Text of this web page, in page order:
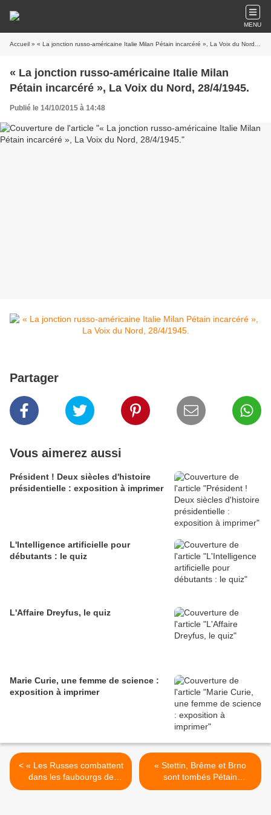
MENU
Accueil » « La jonction russo-américaine Italie Milan Pétain incarcéré », La Voix du Nord, 28/4/1945.
« La jonction russo-américaine Italie Milan
Pétain incarcéré », La Voix du Nord, 28/4/1945.
Publié le 14/10/2015 à 14:48
Partager
Vous aimerez aussi
Président ! Deux siècles d'histoire
présidentielle : exposition à imprimer
L'Intelligence artificielle pour
débutants : le quiz
L'Affaire Dreyfus, le quiz
Marie Curie, une femme de science :
exposition à imprimer
< « Les Russes combattent
dans les faubourgs de
Berlin Démocratie ou
« Stettin, Brême et Brno
sont tombés Pétain
Conférence de Saint